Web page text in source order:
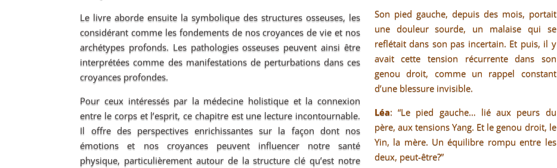
Le livre aborde ensuite la symbolique des structures osseuses, les
considérant comme les fondements de nos croyances de vie et nos
archétypes profonds. Les pathologies osseuses peuvent ainsi être
interprétées comme des manifestations de perturbations dans ces
croyances profondes.
Pour ceux intéressés par la médecine holistique et la connexion
entre le corps et l’esprit, ce chapitre est une lecture incontournable.
Il offre des perspectives enrichissantes sur la façon dont nos
émotions et nos croyances peuvent influencer notre santé
physique, particulièrement autour de la structure clé qu’est notre
Son pied gauche, depuis des mois, portait
une douleur sourde, un malaise qui se
reflétait dans son pas incertain. Et puis, il y
avait cette tension récurrente dans son
genou droit, comme un rappel constant
d’une blessure invisible.
Léa: “Le pied gauche… lié aux peurs du
père, aux tensions Yang. Et le genou droit, le
Yin, la mère. Un équilibre rompu entre les
deux, peut-être?”